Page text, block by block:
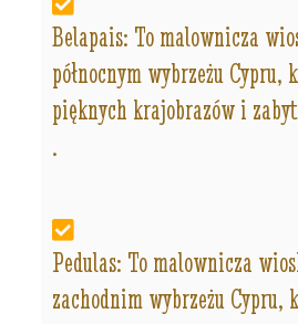
Belapais: To malownicza
północnym wybrzeżu Cypru,
pięknych krajobrazów i
.
Pedulas: To malownicza
zachodnim wybrzeżu Cypru,